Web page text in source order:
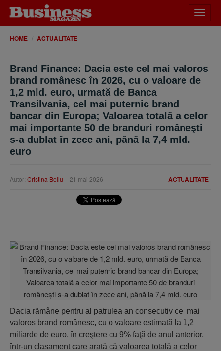
meniu
HOME ACTUALITATE
Brand Finance: Dacia este cel mai valoros
brand românesc în 2026, cu o valoare de
1,2 mld. euro, urmată de Banca
Transilvania, cel mai puternic brand
bancar din Europa; Valoarea totală a celor
mai importante 50 de branduri româneşti
s-a dublat în zece ani, până la 7,4 mld.
euro
ACTUALITATE
Autor: Cristina Bellu 21 mai 2026
Dacia rămâne pentru al patrulea an consecutiv cel mai
valoros brand românesc, cu o valoare estimată la 1,2
miliarde de euro, în creştere cu 9% faţă de anul anterior,
într-un clasament care arată că valoarea totală a celor